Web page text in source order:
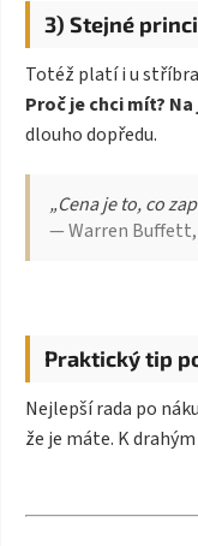
3) Stejné
Totéž platí i u
Proč je chci mít?
dlouho dopředu.
„Cena je to, co
— Warren Buffett,
Praktický tip
Nejlepší rada po
že je máte. K